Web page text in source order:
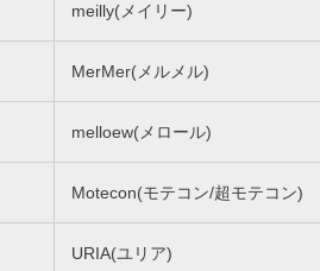
meilly(メイリー)
MerMer(メルメル)
melloew(メロール)
Motecon(モテコン/超モテコン)
URIA(ユリア)